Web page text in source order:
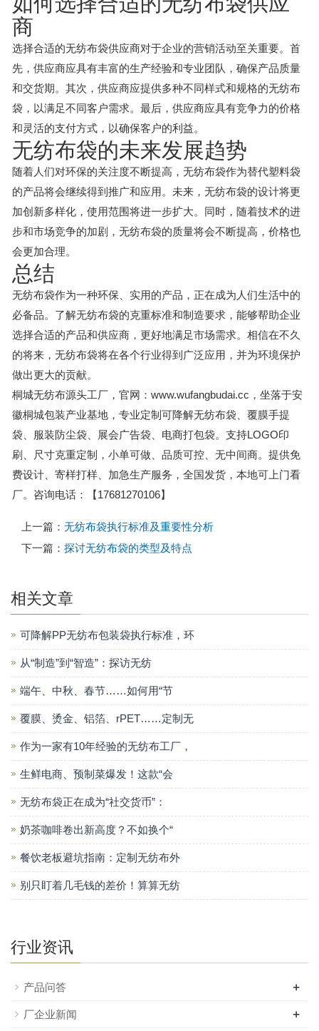
商
选择合适的无纺布袋供应商对于企业的营销活动至关重要。首
先，供应商应具有丰富的生产经验和专业团队，确保产品质量
和交货期。其次，供应商应提供多种不同样式和规格的无纺布
袋，以满足不同客户需求。最后，供应商应具有竞争力的价格
和灵活的支付方式，以确保客户的利益。
无纺布袋的未来发展趋势
随着人们对环保的关注度不断提高，无纺布袋作为替代塑料袋
的产品将会继续得到推广和应用。未来，无纺布袋的设计将更
加创新多样化，使用范围将进一步扩大。同时，随着技术的进
步和市场竞争的加剧，无纺布袋的质量将会不断提高，价格也
会更加合理。
总结
无纺布袋作为一种环保、实用的产品，正在成为人们生活中的
必备品。了解无纺布袋的克重标准和制造要求，能够帮助企业
选择合适的产品和供应商，更好地满足市场需求。相信在不久
的将来，无纺布袋将在各个行业得到广泛应用，并为环境保护
做出更大的贡献。
桐城无纺布源头工厂，官网：www.wufangbudai.cc，坐落于安
徽桐城包装产业基地，专业定制可降解无纺布袋、覆膜手提
袋、服装防尘袋、展会广告袋、电商打包袋。支持LOGO印
刷、尺寸克重定制，小单可做、品质可控、无中间商。提供免
费设计、寄样打样、加急生产服务，全国发货，本地可上门看
厂。咨询电话：【17681270106】
上一篇： 无纺布袋执行标准及重要性分析
下一篇： 探讨无纺布袋的类型及特点
相关文章
可降解PP无纺布包装袋执行标准，环
从“制造”到“智造”：探访无纺
端午、中秋、春节……如何用“节
覆膜、烫金、铝箔、rPET……定制无
作为一家有10年经验的无纺布工厂，
生鲜电商、预制菜爆发！这款“会
无纺布袋正在成为“社交货币”：
奶茶咖啡卷出新高度？不如换个“
餐饮老板避坑指南：定制无纺布外
别只盯着几毛钱的差价！算算无纺
行业资讯
产品问答 +
厂企业新闻 +